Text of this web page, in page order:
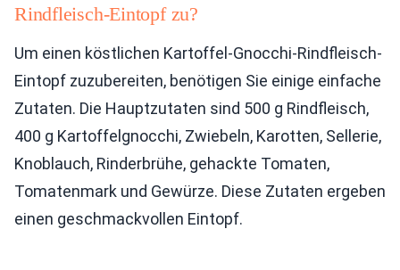
Rindfleisch-Eintopf zu?
Um einen köstlichen Kartoffel-Gnocchi-Rindfleisch-
Eintopf zuzubereiten, benötigen Sie einige einfache
Zutaten. Die Hauptzutaten sind 500 g Rindfleisch,
400 g Kartoffelgnocchi, Zwiebeln, Karotten, Sellerie,
Knoblauch, Rinderbrühe, gehackte Tomaten,
Tomatenmark und Gewürze. Diese Zutaten ergeben
einen geschmackvollen Eintopf.